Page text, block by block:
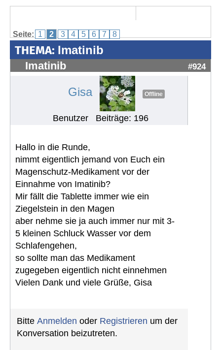
Seite: 1 2 3 4 5 6 7 8
THEMA: Imatinib
Imatinib #924
Gisa Offline
Benutzer Beiträge: 196
Hallo in die Runde,
nimmt eigentlich jemand von Euch ein
Magenschutz-Medikament vor der
Einnahme von Imatinib?
Mir fällt die Tablette immer wie ein
Ziegelstein in den Magen
aber nehme sie ja auch immer nur mit 3-
5 kleinen Schluck Wasser vor dem
Schlafengehen,
so sollte man das Medikament
zugegeben eigentlich nicht einnehmen
Vielen Dank und viele Grüße, Gisa
Bitte Anmelden oder Registrieren um der
Konversation beizutreten.